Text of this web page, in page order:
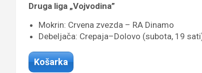
Druga liga „Vojvodina”
Mokrin: Crvena zvezda – RA Dinamo
Debeljača: Crepaja–Dolovo (subota, 19
Košarka